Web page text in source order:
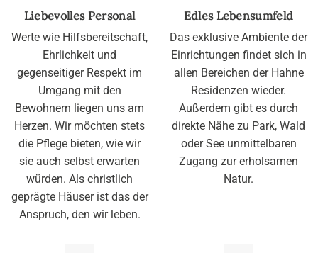
Liebevolles Personal
Werte wie Hilfsbereitschaft,
Ehrlichkeit und
gegenseitiger Respekt im
Umgang mit den
Bewohnern liegen uns am
Herzen. Wir möchten stets
die Pflege bieten, wie wir
sie auch selbst erwarten
würden. Als christlich
geprägte Häuser ist das der
Anspruch, den wir leben.
Edles Lebensumfeld
Das exklusive Ambiente der
Einrichtungen findet sich in
allen Bereichen der Hahne
Residenzen wieder.
Außerdem gibt es durch
direkte Nähe zu Park, Wald
oder See unmittelbaren
Zugang zur erholsamen
Natur.